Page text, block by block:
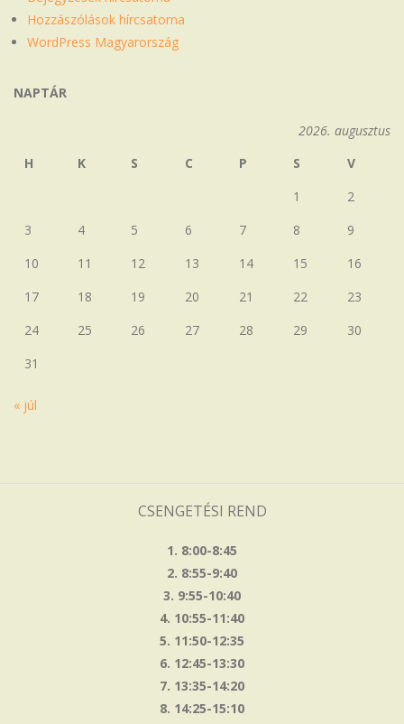
Hozzászólások hírcsatorna
WordPress Magyarország
NAPTÁR
2026. augusztus
H
K S C P S
V
1
2
3
4 5 6 7 8
9
10
11 12 13 14 15
16
17
18 19 20 21 22
23
24
25 26 27 28 29
30
31
« júl
CSENGETÉSI REND
1. 8:00-8:45
2. 8:55-9:40
3. 9:55-10:40
4. 10:55-11:40
5. 11:50-12:35
6. 12:45-13:30
7. 13:35-14:20
8. 14:25-15:10